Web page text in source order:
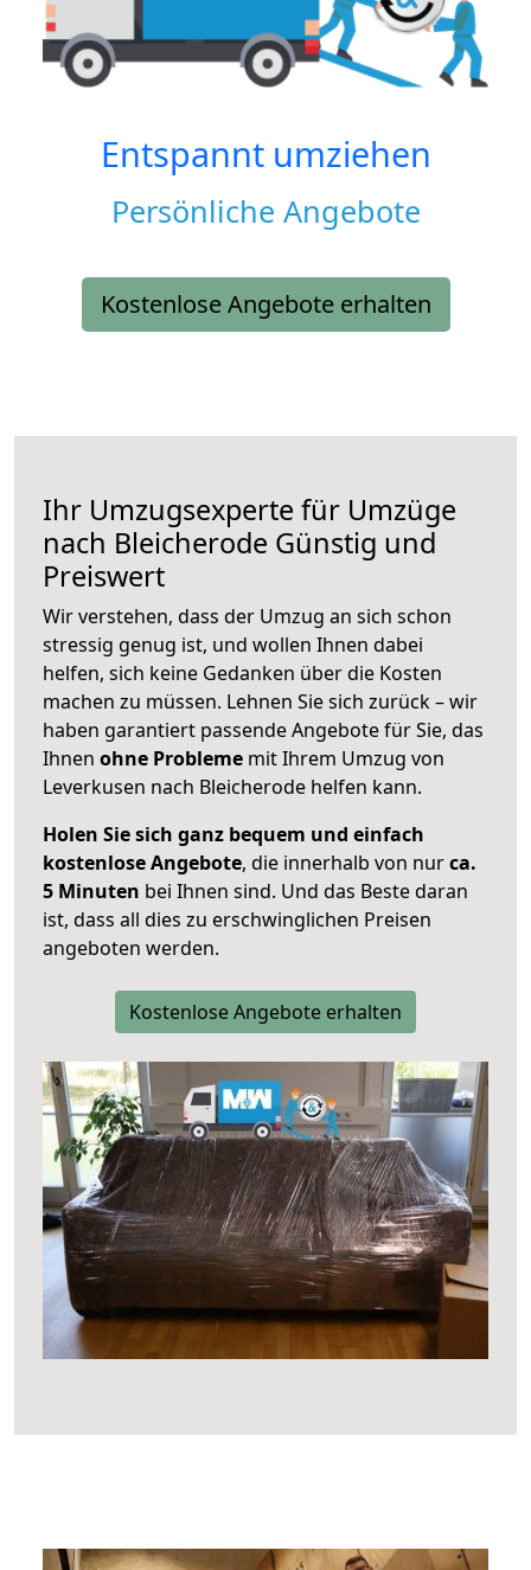
Entspannt umziehen
Persönliche Angebote
Kostenlose Angebote erhalten
Ihr Umzugsexperte für Umzüge
nach Bleicherode Günstig und
Preiswert
Wir verstehen, dass der Umzug an sich schon
stressig genug ist, und wollen Ihnen dabei
helfen, sich keine Gedanken über die Kosten
machen zu müssen. Lehnen Sie sich zurück – wir
haben garantiert passende Angebote für Sie, das
Ihnen ohne Probleme mit Ihrem Umzug von
Leverkusen nach Bleicherode helfen kann.
Holen Sie sich ganz bequem und einfach
kostenlose Angebote, die innerhalb von nurca.
5 Minuten bei Ihnen sind. Und das Beste daran
ist, dass all dies zu erschwinglichen Preisen
angeboten werden.
Kostenlose Angebote erhalten